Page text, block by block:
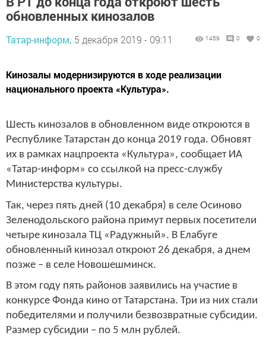
обновленных кинозалов
Татар-информ, 5 декабря 2019 - 09:11 1459 0 0
Кинозалы модернизируются в ходе реализации
национального проекта «Культура».
Шесть кинозалов в обновленном виде откроются в
Республике Татарстан до конца 2019 года. Обновят
их в рамках нацпроекта «Культура», сообщает ИА
«Татар-информ» со ссылкой на пресс-службу
Министерства культуры.
Так, через пять дней (10 декабря) в селе Осиново
Зеленодольского района примут первых посетители
четыре кинозала ТЦ «Радужный». В Елабуге
обновленный кинозал откроют 26 декабря, а днем
позже – в селе Новошешминск.
В этом году пять районов заявились на участие в
конкурсе Фонда кино от Татарстана. Три из них стали
победителями и получили безвозвратные субсидии.
Размер субсидии – по 5 млн рублей.